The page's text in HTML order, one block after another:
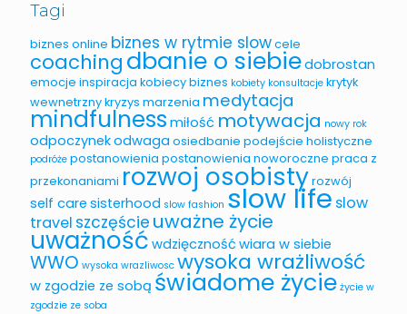
Tagi
biznes online biznes w rytmie slowcele
coaching dbanie o siebiedobrostan
emocje inspiracja kobiecy biznes kobiety konsultacje krytyk
wewnetrznykryzys marzenia medytacja
mindfulness miłość motywacja nowy rok
odpoczynekodwaga osiedbanie podejście holistyczne
podróże postanowienia postanowienia noworoczne praca z
przekonaniami rozwoj osobistyrozwój
self care sisterhood slow fashion slow life slow
travel szczęście uważne życie
uważność wdzięczność wiara w siebie
WWO wysoka wrazliwosc wysoka wrażliwość
w zgodzie ze sobą świadome życie życie w
zgodzie ze soba